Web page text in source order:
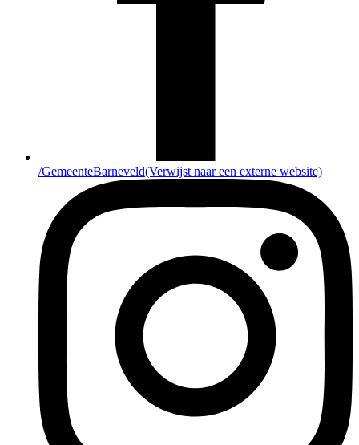
/GemeenteBarneveld(Verwijst naar een externe website)